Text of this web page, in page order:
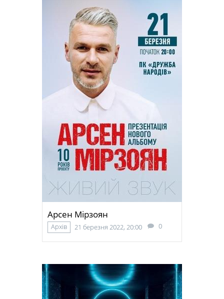
Арсен Мірзоян
Архів 21 березня 2022, 20:00 0